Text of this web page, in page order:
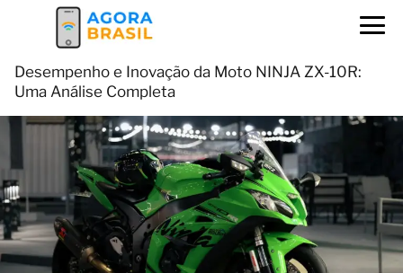
Desempenho e Inovação da Moto NINJA ZX-10R:
Uma Análise Completa